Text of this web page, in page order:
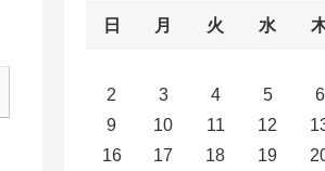
日 月 火 水
2
3 4 5 6
9
10 11 12
16
17 18 19